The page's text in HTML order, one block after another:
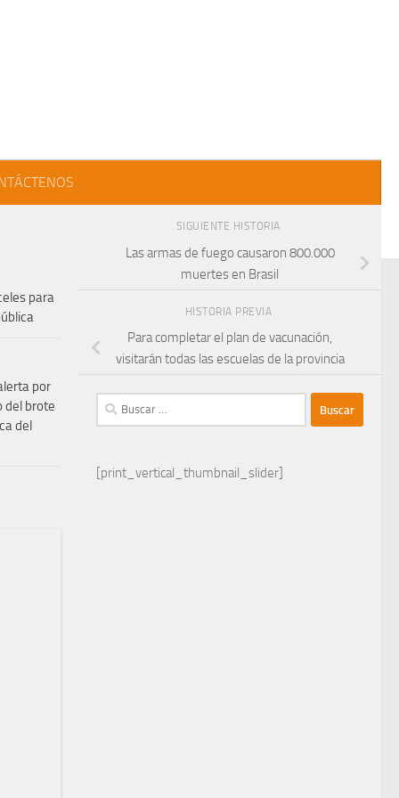
SIGUIENTE HISTORIA
Las armas de fuego causaron 800.000
muertes en Brasil
HISTORIA PREVIA
Para completar el plan de vacunación,
visitarán todas las escuelas de la provincia
Buscar:
[print_vertical_thumbnail_slider]
para
por
del brote
del